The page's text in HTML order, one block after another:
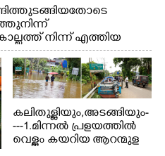
നിന്ന് എത്തിയ
കലിതുള്ളിയും,അടങ്ങിയും-
---1.മിന്നൽ പ്രളയത്തിൽ
വെള്ളം കയറിയ ആറന്മുള